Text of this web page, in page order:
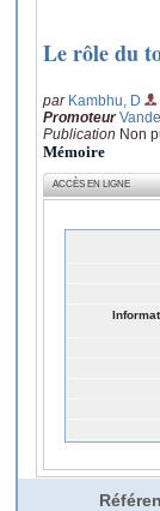
Le rôle du
par Kambhu, D
Promoteur
Publication Non
Mémoire
ACCÈS EN LIGNE